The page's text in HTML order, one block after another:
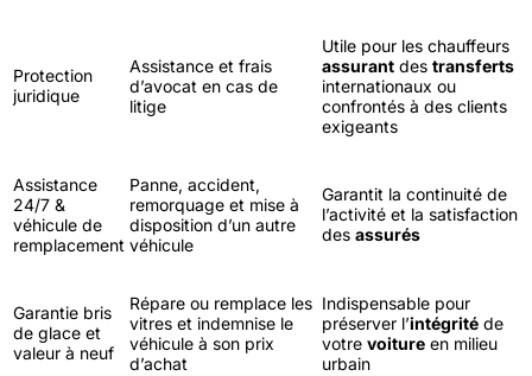
Protection
juridique
Assistance et frais
d’avocat en cas de
litige
Utile pour les chauffeurs
assurant des transferts
internationaux ou
confrontés à des clients
exigeants
Assistance
24/7 &
véhicule de
remplacement
Panne, accident,
remorquage et mise à
disposition d’un autre
véhicule
Garantit la continuité de
l’activité et la satisfaction
des assurés
Garantie bris
de glace et
valeur à neuf
Répare ou remplace les
vitres et indemnise le
véhicule à son prix
d’achat
Indispensable pour
préserver l’intégrité de
votre voiture en milieu
urbain